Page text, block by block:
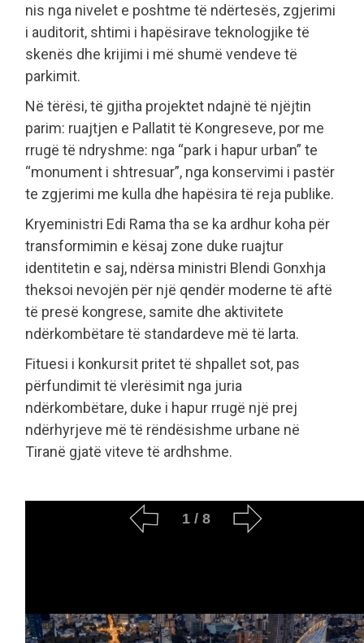
nis nga nivelet e poshtme të ndërtesës, zgjerimi
i auditorit, shtimi i hapësirave teknologjike të
skenës dhe krijimi i më shumë vendeve të
parkimit.
Në tërësi, të gjitha projektet ndajnë të njëjtin
parim: ruajtjen e Pallatit të Kongreseve, por me
rrugë të ndryshme: nga “park i hapur urban” te
“monument i shtresuar”, nga konservimi i pastër
te zgjerimi me kulla dhe hapësira të reja publike.
Kryeministri Edi Rama tha se ka ardhur koha për
transformimin e kësaj zone duke ruajtur
identitetin e saj, ndërsa ministri Blendi Gonxhja
theksoi nevojën për një qendër moderne të aftë
të presë kongrese, samite dhe aktivitete
ndërkombëtare të standardeve më të larta.
Fituesi i konkursit pritet të shpallet sot, pas
përfundimit të vlerësimit nga juria
ndërkombëtare, duke i hapur rrugë një prej
ndërhyrjeve më të rëndësishme urbane në
Tiranë gjatë viteve të ardhshme.